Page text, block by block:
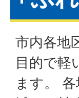
市内各地
目的で軽
ます。